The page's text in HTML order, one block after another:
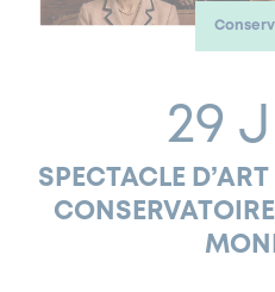
GÉRER MES DÉCHETS
EAU POTABLE ET
DÉCLARATION DE
INFORMATIONS
MIEUX CONSOMMER
SUBVENTIONS
COMMUNICATIONS
PANNEAUX D’AFFICHAGE
PARTENAIRES
GRÖBENZELL
ANCIENS COMBATTANTS
DÉVELOPPEMENT
ÉCONOMIES D’ÉNERGIE
29
SPECTACLE